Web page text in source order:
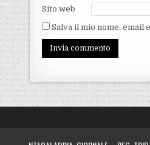
Sito web
Salva il mio nome, email